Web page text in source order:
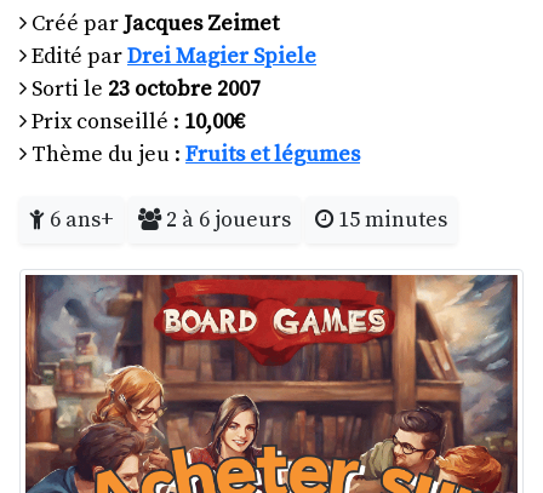
Créé parJacques Zeimet
Edité parDrei Magier Spiele
Sorti le 23 octobre 2007
Prix conseillé : 10,00€
Thème du jeu : Fruits et légumes
6 ans+ 2 à 6 joueurs 15 minutes